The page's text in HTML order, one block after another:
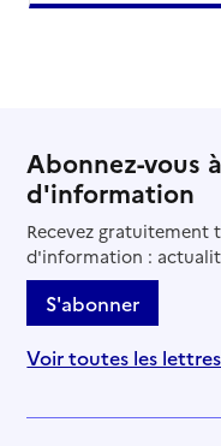
Abonnez-vous
d'information
Recevez gratuitement
d'information :
S'abonner
Voir toutes les